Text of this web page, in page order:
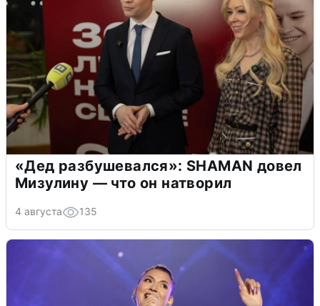
«Дед разбушевался»: SHAMAN довел
Мизулину — что он натворил
4 августа 135